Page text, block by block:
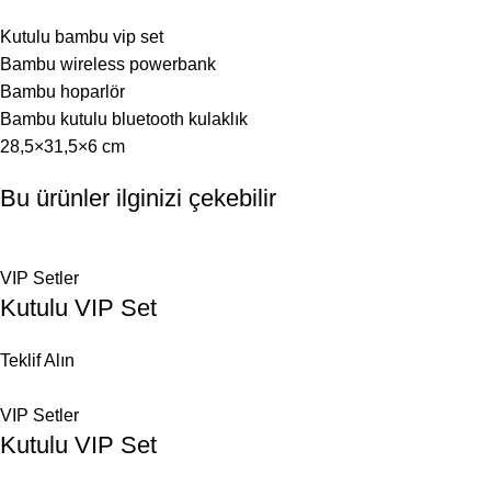
Kutulu bambu vip set
Bambu wireless powerbank
Bambu hoparlör
Bambu kutulu bluetooth kulaklık
28,5×31,5×6 cm
Bu ürünler ilginizi çekebilir
VIP Setler
Kutulu VIP Set
Teklif Alın
VIP Setler
Kutulu VIP Set